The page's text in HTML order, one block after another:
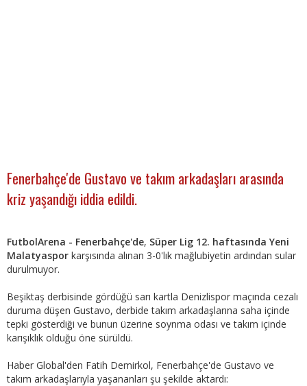
Fenerbahçe'de Gustavo ve takım arkadaşları arasında
kriz yaşandığı iddia edildi.
FutbolArena - Fenerbahçe'de, Süper Lig 12. haftasında Yeni
Malatyaspor karşısında alınan 3-0'lık mağlubiyetin ardından sular
durulmuyor.
Beşiktaş derbisinde gördüğü sarı kartla Denizlispor maçında cezalı
duruma düşen Gustavo, derbide takım arkadaşlarına saha içinde
tepki gösterdiği ve bunun üzerine soynma odası ve takım içinde
karışıklık olduğu öne sürüldü.
Haber Global'den Fatih Demirkol, Fenerbahçe'de Gustavo ve
takım arkadaşlarıyla yaşananları şu şekilde aktardı: